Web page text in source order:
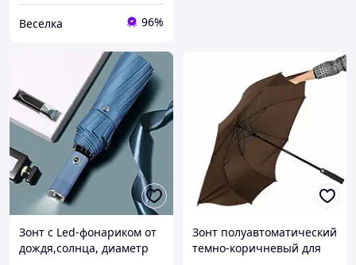
Веселка 96%
Зонт с Led-фонариком от
дождя,солнца, диаметр
Зонт полуавтоматический
темно-коричневый для